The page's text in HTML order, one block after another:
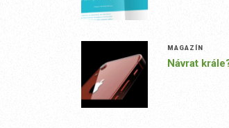
MAGAZÍN
Návrat